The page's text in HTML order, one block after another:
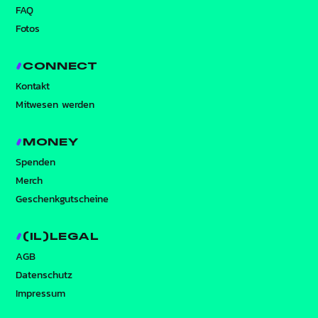
FAQ
Fotos
CONNECT
Kontakt
Mitwesen werden
MONEY
Spenden
Merch
Geschenkgutscheine
(IL)LEGAL
AGB
Datenschutz
Impressum